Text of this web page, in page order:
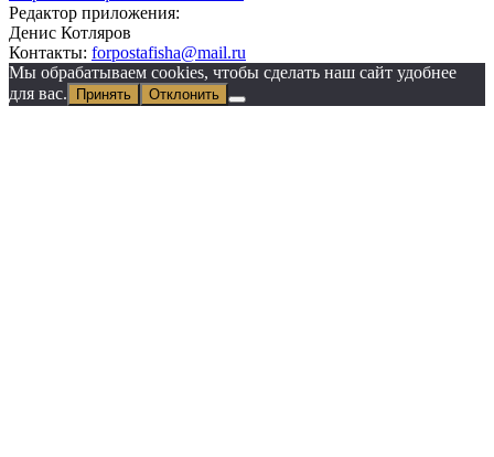
Редактор приложения:
Денис Котляров
Контакты: forpostafisha@mail.ru
Мы обрабатываем cookies, чтобы сделать наш сайт удобнее
для вас.
Принять Отклонить